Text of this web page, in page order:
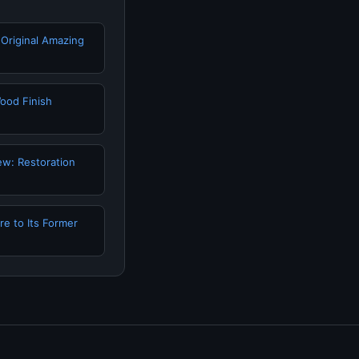
Amazing
Finish
Restoration
to Its Former